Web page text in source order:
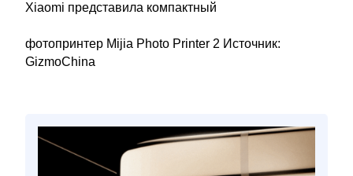
Xiaomi представила компактный
фотопринтер Mijia Photo Printer 2 Источник:
GizmoChina